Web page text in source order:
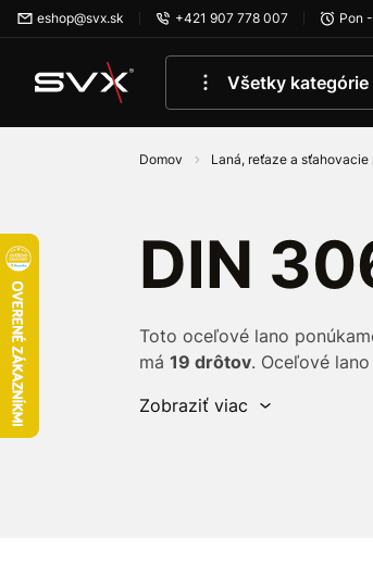
Preskočiť na hlavný obsah
eshop@svx.sk +421 907 778 007 Pon
Všetky kategórie
Domov Laná, reťaze a sťahovacie
DIN
Toto oceľové lano
má 19 drôtov. Oceľové
Zobraziť viac